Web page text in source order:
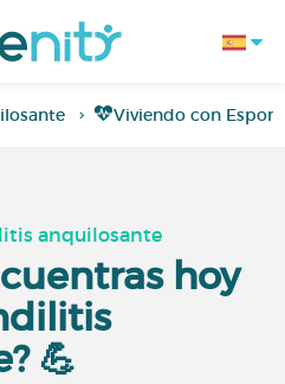
Viviendo con
anquilosante
hoy
💪